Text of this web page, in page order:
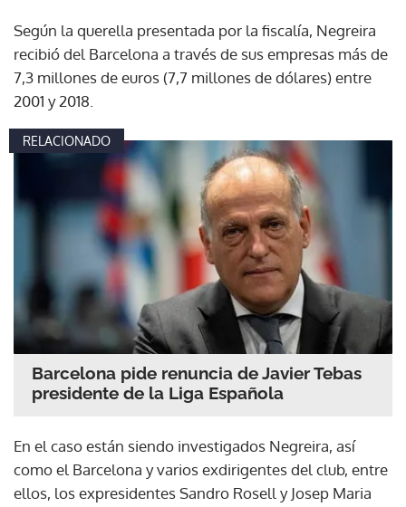
Según la querella presentada por la fiscalía, Negreira
recibió del Barcelona a través de sus empresas más de
7,3 millones de euros (7,7 millones de dólares) entre
2001 y 2018.
RELACIONADO
Barcelona pide renuncia de Javier Tebas
presidente de la Liga Española
En el caso están siendo investigados Negreira, así
como el Barcelona y varios exdirigentes del club, entre
ellos, los expresidentes Sandro Rosell y Josep Maria